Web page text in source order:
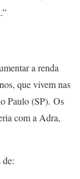
a renda
que vivem nas
Paulo (SP). Os
com a Adra,